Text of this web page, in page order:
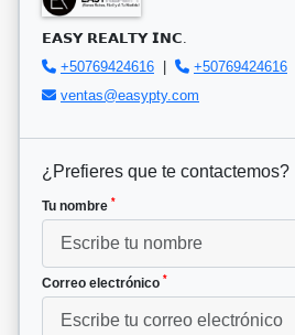
𝗘𝗔𝗦𝗬 𝗥𝗘𝗔𝗟𝗧𝗬 𝗜𝗡𝗖.
+50769424616 |
+50769424616
ventas@easypty.com
¿Prefieres que te contactemos?
Tu nombre *
Correo electrónico *